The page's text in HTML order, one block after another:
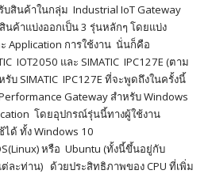
บสินค้าในกลุ่ม Industrial IoT Gateway
นค้าแบ่งออกเป็น 3 รุ่นหลักๆ โดยแบ่ง
Application การใช้งาน นั่นก็คือ
IOT2050 และ SIMATIC IPC127E (ตาม
SIMATIC IPC127E ที่จะพูดถึงในครั้งนี้
Gateway สำหรับ Windows
โดยอุปกรณ์รุ่นนี้ทางผู้ใช้งาน
ได้ ทั้ง Windows 10
หรือ Ubuntu (ทั้งนี้ขึ้นอยู่กับ
ละท่าน) ด้วยประสิทธิภาพของ CPU ที่เพิ่ม